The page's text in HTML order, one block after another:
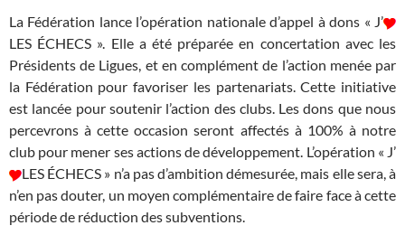
La Fédération lance l’opération nationale d’appel à dons « J’
LES ÉCHECS ». Elle a été préparée en concertation avec les
Présidents de Ligues, et en complément de l’action menée par
la Fédération pour favoriser les partenariats. Cette initiative
est lancée pour soutenir l’action des clubs. Les dons que nous
percevrons à cette occasion seront affectés à 100% à notre
club pour mener ses actions de développement. L’opération « J’
LES ÉCHECS » n’a pas d’ambition démesurée, mais elle sera, à
n’en pas douter, un moyen complémentaire de faire face à cette
période de réduction des subventions.